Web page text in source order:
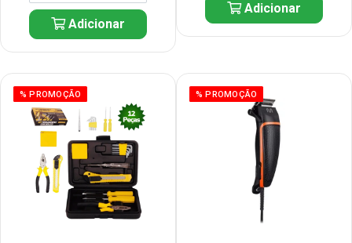
Adicionar
Adicionar
% PROMOÇÃO % PROMOÇÃO